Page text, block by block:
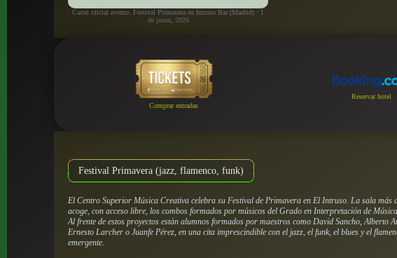
Cartel oficial evento: Festival Primavera en Intruso Bar (Madrid) · 1
de junio, 2026
Comprar entradas
Reservar hotel
Festival Primavera (jazz, flamenco, funk)
El Centro Superior Música Creativa celebra su Festival de Primavera en El Intruso. La sala más
acoge, con acceso libre, los combos formados por músicos del Grado en Interpretación de
Al frente de estos proyectos están alumnos formados por maestros como David Sancho, Alberto
Ernesto Larcher o Juanfe Pérez, en una cita imprescindible con el jazz, el funk, el blues y el
emergente.